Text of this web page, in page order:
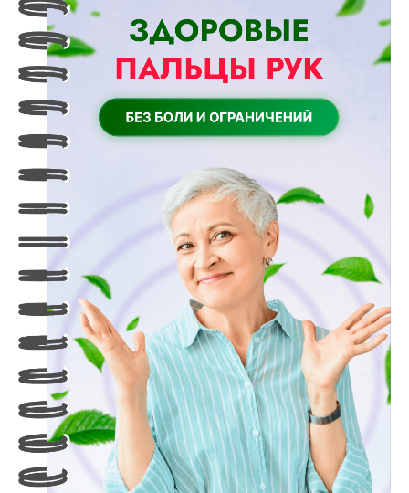
Оформить заявку
Оформить заявку
на тариф “С куратором”
Оформить заявку
на тариф “Максимальный”